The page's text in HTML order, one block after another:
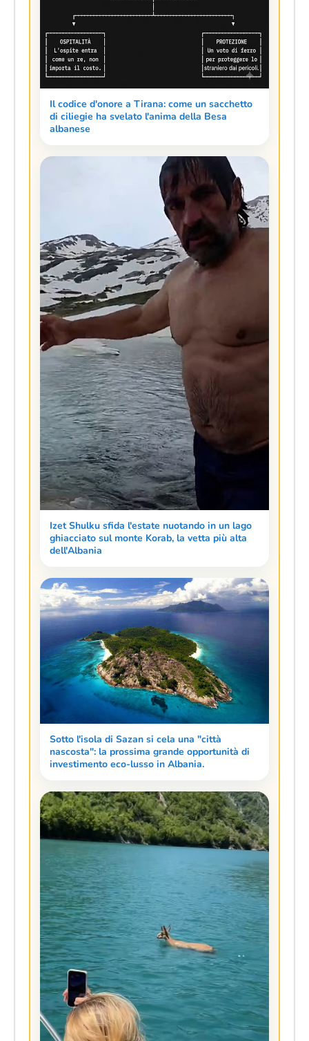
Il codice d'onore a Tirana: come un sacchetto
di ciliegie ha svelato l'anima della Besa
albanese
Izet Shulku sfida l'estate nuotando in un lago
ghiacciato sul monte Korab, la vetta più alta
dell'Albania
Sotto l'isola di Sazan si cela una "città
nascosta": la prossima grande opportunità di
investimento eco-lusso in Albania.